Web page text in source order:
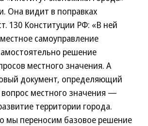
Она видит в поправках
130 Конституции РФ: «В ней
самоуправление
решение
местного значения. А
документ, определяющий
местного значения —
территории города.
мы переносим базовое решение